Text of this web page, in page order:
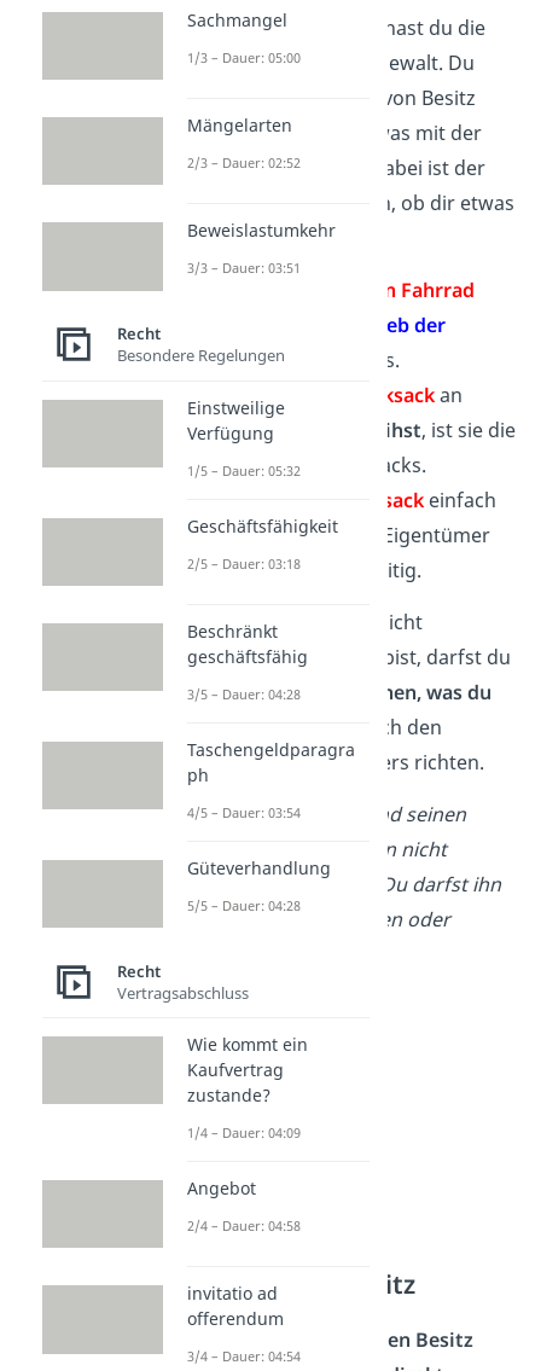
AlsBesitzereiner Sache hast du die
Sache gerade in deiner Gewalt. Du
kannst dir als Definition von Besitz
merken, dass du real etwas mit der
Sache machen kannst. Dabei ist der
Besitz unabhängig davon, ob dir etwas
auch wirklich gehört.
dein Fahrrad
Dieb der
Besitzerdes Fahrrads.
Wenn du
deinen Rucksackan
deineFreundin verleihst, ist sie die
Besitzerin des Rucksacks.
deinen Rucksack einfach
bei dir, dann bist du Eigentümer
und Besitzer gleichzeitig.
Wenn du Besitzer, aber nicht
Eigentümer einer Sache bist, darfst du
mit der Sachenicht machen, was du
. Du musst dich nach den
Vorgaben des Eigentümers richten.
Beispiel:Wenn dir jemand seinen
Laptop leiht, darfst du ihn nicht
einfach kaputt machen. Du darfst ihn
auch nicht weiterverleihen oder
Mittelbarer und
unmittelbarer Besitz
unmittelbaren Besitz
Sachmangel
1/3 – Dauer: 05:00
Mängelarten
2/3 – Dauer: 02:52
Beweislastumkehr
3/3 – Dauer: 03:51
Recht
Besondere Regelungen
Einstweilige
Verfügung
1/5 – Dauer: 05:32
Geschäftsfähigkeit
2/5 – Dauer: 03:18
Beschränkt
geschäftsfähig
3/5 – Dauer: 04:28
Taschengeldparagra
ph
4/5 – Dauer: 03:54
Güteverhandlung
5/5 – Dauer: 04:28
Recht
Vertragsabschluss
Wie kommt ein
Kaufvertrag
zustande?
1/4 – Dauer: 04:09
Angebot
2/4 – Dauer: 04:58
invitatio ad
offerendum
3/4 – Dauer: 04:54